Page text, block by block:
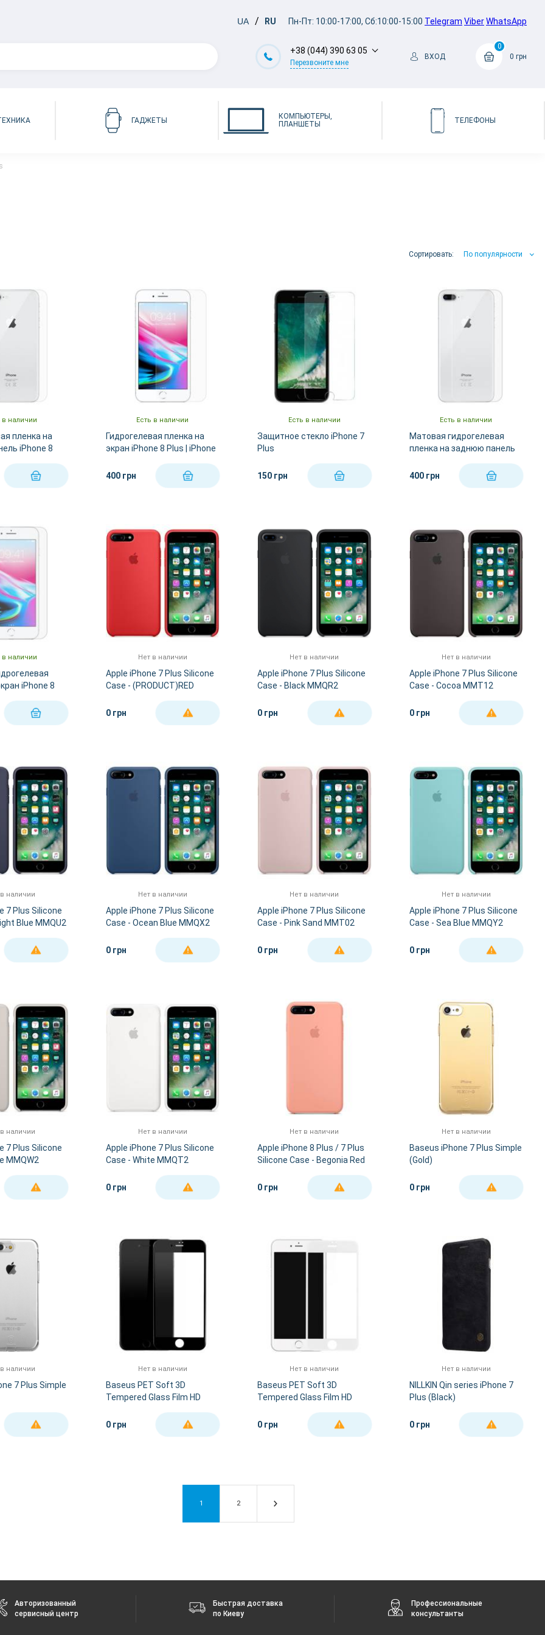
UA RU Пн-Пт: 10:00-17:00, Сб:10:00-15:00 Telegram ViberWhatsApp
+38 (044) 390 63 05
Перезвоните мне
ВХОД
0
0 грн
ГАДЖЕТЫ
КОМПЬЮТЕРЫ,
ПЛАНШЕТЫ
ТЕЛЕФОНЫ
Сортировать: По популярности
По популярности
в наличии
пленка на
iPhone 8
КУПИТЬ
Есть в наличии
Гидрогелевая пленка на
экран iPhone 8 Plus | iPhone
400 грн
КУПИТЬ
Есть в наличии
Защитное стекло iPhone 7
Plus
150 грн КУПИТЬ
Есть в наличии
Матовая гидрогелевая
пленка на заднюю панель
400 грн
КУПИТЬ
в наличии
iPhone 8
КУПИТЬ
Нет в наличии
Apple iPhone 7 Plus Silicone
Case - (PRODUCT)RED
0 грн
ДЕТАЛЬНЕЕ
Нет в наличии
Apple iPhone 7 Plus Silicone
Case - Black MMQR2
0 грн ДЕТАЛЬНЕЕ
Нет в наличии
Apple iPhone 7 Plus Silicone
Case - Cocoa MMT12
0 грн ДЕТАЛЬНЕЕ
наличии
7 Plus Silicone
Blue MMQU2
ДЕТАЛЬНЕЕ
Нет в наличии
Apple iPhone 7 Plus Silicone
Case - Ocean Blue MMQX2
0 грн ДЕТАЛЬНЕЕ
Нет в наличии
Apple iPhone 7 Plus Silicone
Case - Pink Sand MMT02
0 грн ДЕТАЛЬНЕЕ
Нет в наличии
Apple iPhone 7 Plus Silicone
Case - Sea Blue MMQY2
0 грн ДЕТАЛЬНЕЕ
наличии
7 Plus Silicone
MMQW2
ДЕТАЛЬНЕЕ
Нет в наличии
Apple iPhone 7 Plus Silicone
Case - White MMQT2
0 грн ДЕТАЛЬНЕЕ
Нет в наличии
Apple iPhone 8 Plus / 7 Plus
Silicone Case - Begonia Red
0 грн
ДЕТАЛЬНЕЕ
Нет в наличии
Baseus iPhone 7 Plus Simple
(Gold)
0 грн ДЕТАЛЬНЕЕ
наличии
7 Plus Simple
ДЕТАЛЬНЕЕ
Нет в наличии
Baseus PET Soft 3D
Tempered Glass Film HD
(0.23mm)
0 грн ДЕТАЛЬНЕЕ
Нет в наличии
Baseus PET Soft 3D
Tempered Glass Film HD
(0.23mm)
0 грн ДЕТАЛЬНЕЕ
Нет в наличии
NILLKIN Qin series iPhone 7
Plus (Black)
0 грн ДЕТАЛЬНЕЕ
1 2
Авторизованный
сервисный центр
Быстрая доставка
по Киеву
Профессиональные
консультанты